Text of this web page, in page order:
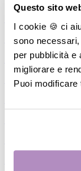
Questo sito
I cookie 🍪 ci
sono
per pubblicità e
migliorare e
Puoi modificare
―
Cuscini
―Biberon
―
Tettarelle
―Succhietti
Conservalatte